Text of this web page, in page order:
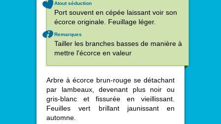
Atout séduction
Port souvent en cépée laissant voir son
écorce originale. Feuillage léger.
Remarques
Tailler les branches basses de manière à
mettre l'écorce en valeur
Arbre à écorce brun-rouge se détachant
par lambeaux, devenant plus noir ou
gris-blanc et fissurée en vieillissant.
Feuilles vert brillant jaunissant en
automne.